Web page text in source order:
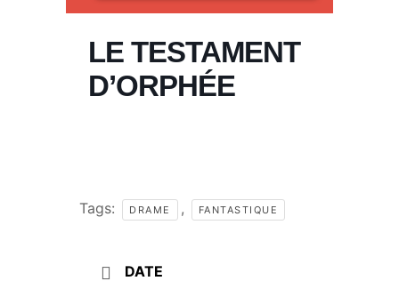
LE TESTAMENT
D’ORPHÉE
Tags: DRAME , FANTASTIQUE
DATE